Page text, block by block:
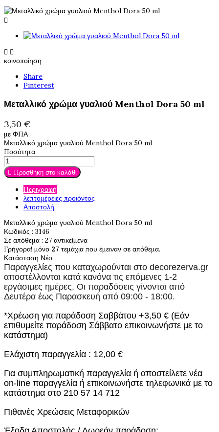

 
κοινοποίηση
Share
Pinterest
Μεταλλικό χρώμα γυαλιού Menthol Dora 50 ml
3,50 €
με ΦΠΑ
Μεταλλικό χρώμα γυαλιού Menthol Dora 50 ml
Ποσότητα
 Προσθήκη στο καλάθι
Περιγραφή
λεπτομέρειες προιόντος
Αποστολή
Μεταλλικό χρώμα γυαλιού Menthol Dora 50 ml
Κωδικός : 3146
Σε απόθεμα : 27 αντικείμενα
Γρήγορα! μόνο 27 τεμάχια που έμειναν σε απόθεμα.
Κατάσταση Νέο
Παραγγελίες που καταχωρούνται στο decorezerva.gr
αποστέλλονται κατά κανόνα τις επόμενες 1-2
εργάσιμες ημέρες. Οι παραδόσεις γίνονται από
Δευτέρα έως Παρασκευή από 09:00 - 18:00.
*Χρέωση για παράδοση Σαββάτου +3,50 € (Εάν
επιθυμείτε παράδοση Σάββατο επικοινωνήστε με το
κατάστημα)
Ελάχιστη παραγγελία : 12,00 €
Για συμπληρωματική παραγγελία ή αποστείλετε νέα
on-line παραγγελία ή επικοινωνήστε τηλεφωνικά με το
κατάστημα στο 210 57 14 712
Πιθανές Χρεώσεις Μεταφορικών